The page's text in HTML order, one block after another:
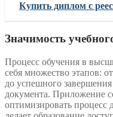
Купить диплом с
Значимость
Процесс обучения в
себя множество этапов:
до успешного
документа. Приложение
оптимизировать процесс